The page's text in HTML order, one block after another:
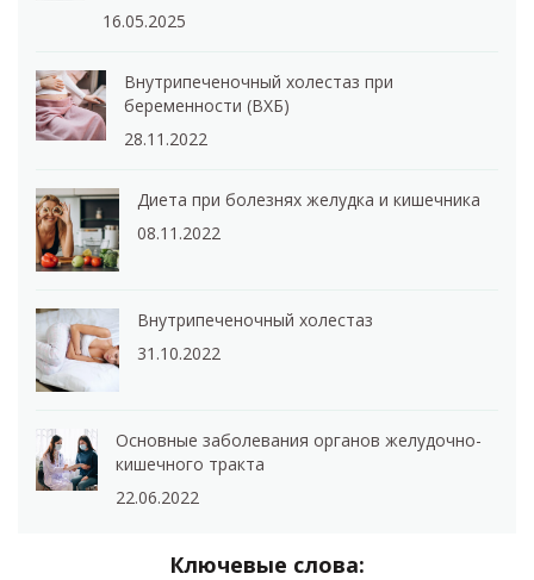
16.05.2025
Внутрипеченочный холестаз при
беременности (ВХБ)
28.11.2022
Диета при болезнях желудка и кишечника
08.11.2022
Внутрипеченочный холестаз
31.10.2022
Основные заболевания органов желудочно-
кишечного тракта
22.06.2022
Ключевые слова: